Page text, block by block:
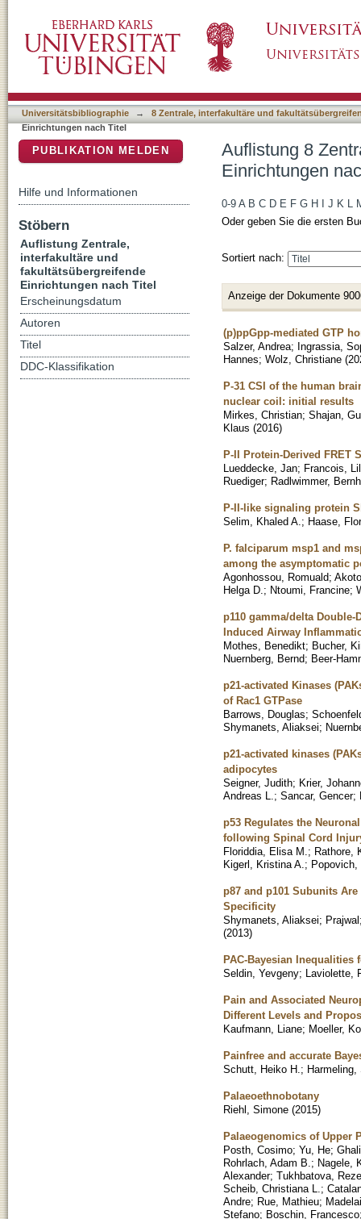
Universitätsbibliographie →
8 Zentrale, interfakultäre und
Einrichtungen nach Titel
Auflistung 8
Einrichtungen
0-9 A B C D E F G H J K L
Oder geben Sie die ersten
Sortiert nach:
Anzeige der Dokumente
(p)ppGpp-mediated GTP
Salzer, Andrea; Ingrassia,
Hannes; Wolz, Christiane (
P-31 CSI of the human
nuclear coil: initial results
Mirkes, Christian; Shajan,
Klaus (2016)
P-II Protein-Derived FRET
Lueddecke, Jan; Francois,
Ruediger; Radlwimmer,
P-II-like signaling protein
Selim, Khaled A. ; Haase,
P. falciparum msp1 and
among the asymptomatic
Agonhossou, Romuald;
Helga D. ; Ntoumi, Francine;
p110 gamma/delta
Induced Airway
Mothes, Benedikt; Bucher,
Nuernberg, Bernd; Beer-
p21-activated Kinases
of Rac1 GTPase
Barrows, Douglas;
Shymanets, Aliaksei;
p21-activated kinases
adipocytes
Seigner, Judith; Krier,
Andreas L. ; Sancar, Gencer;
p53 Regulates the
following Spinal Cord
Floriddia, Elisa M. ; Rathore,
Kigerl, Kristina A. ;
p87 and p101 Subunits
Specificity
Shymanets, Aliaksei; Prajwal
(2013)
PAC-Bayesian Inequalities
Seldin, Yevgeny; Laviolette,
Pain and Associated
Different Levels and
Kaufmann, Liane; Moeller,
Painfree and accurate
Schutt, Heiko H. ; Harmeling,
Palaeoethnobotany
Riehl, Simone (2015)
Palaeogenomics of Upper
Posth, Cosimo; Yu, He;
Rohrlach, Adam B. ; Nagele,
Alexander; Tukhbatova,
Scheib, Christiana L. ;
Andre; Rue, Mathieu;
Stefano; Boschin, Francesco
PUBLIKATION MELDEN
Hilfe und Informationen
Stöbern
Auflistung Zentrale,
interfakultäre und
fakultätsübergreifende
Einrichtungen nach Titel
Erscheinungsdatum
Autoren
Titel
DDC-Klassifikation